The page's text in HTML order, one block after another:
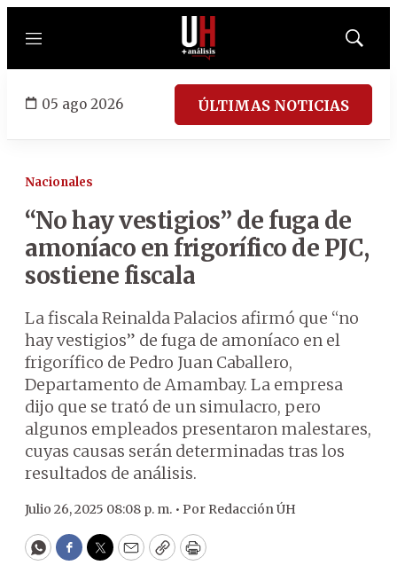
Menú
Mostrar
05 ago 2026 ÚLTIMAS NOTICIAS
Nacionales
“No hay vestigios” de fuga de
amoníaco en frigorífico de PJC,
sostiene fiscala
La fiscala Reinalda Palacios afirmó que “no
hay vestigios” de fuga de amoníaco en el
frigorífico de Pedro Juan Caballero,
Departamento de Amambay. La empresa
dijo que se trató de un simulacro, pero
algunos empleados presentaron malestares,
cuyas causas serán determinadas tras los
resultados de análisis.
Julio 26, 2025 08:08 p. m. • Por Redacción ÚH
WhatsApp
Facebook
Twitter
EmailCopyPrint